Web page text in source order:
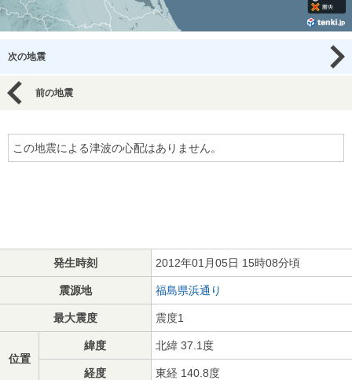
次の地震
前の地震
この地震による津波の心配はありません。
発生時刻 2012年01月05日 15時08分頃
震源地 福島県浜通り
最大震度 震度1
位置
緯度 北緯 37.1度
経度 東経 140.8度